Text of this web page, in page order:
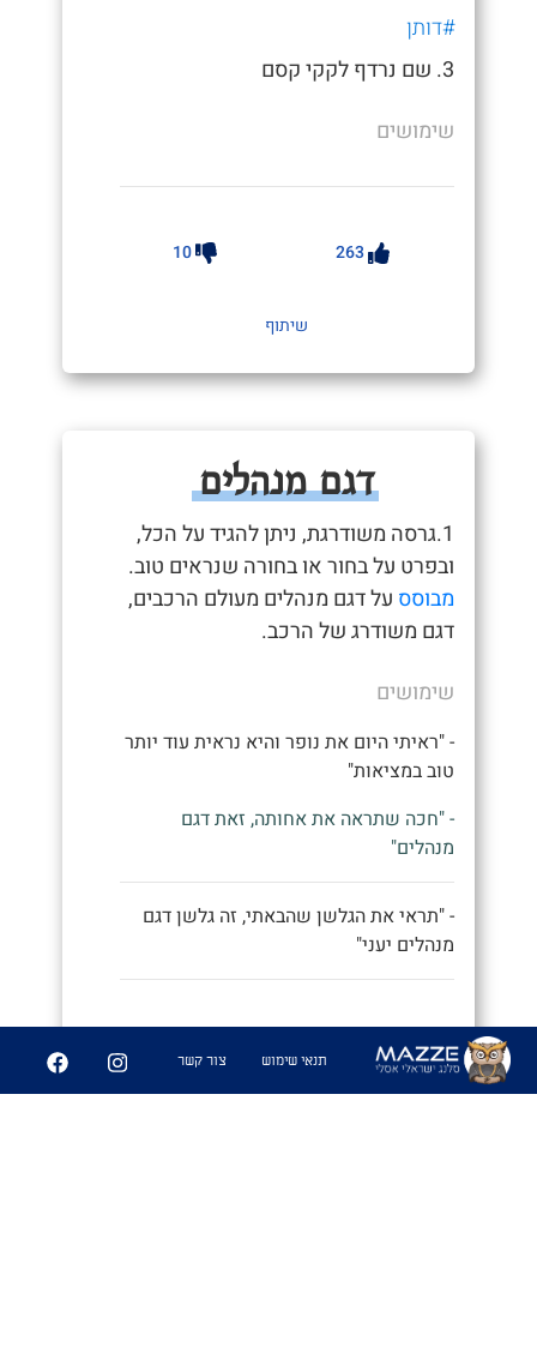
#דותן
3. שם נרדף לקקי קסם
שימושים
263
10
שיתוף
דגם מנהלים
1.גרסה משודרגת, ניתן להגיד על הכל,
ובפרט על בחור או בחורה שנראים טוב.
מבוסס על דגם מנהלים מעולם הרכבים,
דגם משודרג של הרכב.
שימושים
- "ראיתי היום את נופר והיא נראית עוד יותר
טוב במציאות"
- "חכה שתראה את אחותה, זאת דגם
מנהלים"
- "תראי את הגלשן שהבאתי, זה גלשן דגם
מנהלים יעני"
תנאי שימוש צור קשר